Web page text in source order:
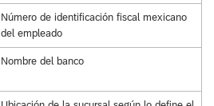
Número de identificación fiscal mexicano
del empleado
Nombre del banco